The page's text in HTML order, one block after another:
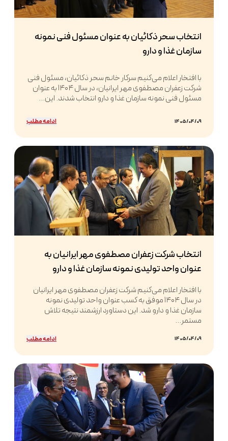
انتخاب سحر ذکائیان به عنوان مسئول فنی نمونه
سازمان غذا و دارو
با افتخار اعلام می‌کنیم سرکار خانم سحر ذکائیان، مسئول فنی
شرکت زعفران مصطفوی مهر ایرانیان، در سال ۱۴۰۴ به عنوان
مسئول فنی نمونه سازمان غذا و دارو انتخاب شدند. این...
1405/04/09 ادامه مطلب
انتخاب شرکت زعفران مصطفوی مهر ایرانیان به
عنوان واحد تولیدی نمونه سازمان غذا و دارو
با افتخار اعلام می‌کنیم شرکت زعفران مصطفوی مهر ایرانیان
در سال ۱۴۰۴ موفق به کسب عنوان واحد تولیدی نمونه
سازمان غذا و دارو شد. این دستاورد ارزشمند نتیجه تلاش
مستمر...
1405/04/09 ادامه مطلب